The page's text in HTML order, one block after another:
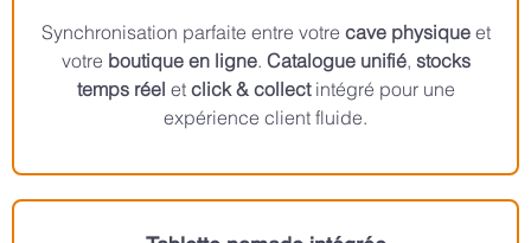
Synchronisation parfaite entre votre cave physiqueet
votre boutique en ligne. Catalogue unifié, stocks
temps réel et click & collectintégré pour une
expérience client fluide.